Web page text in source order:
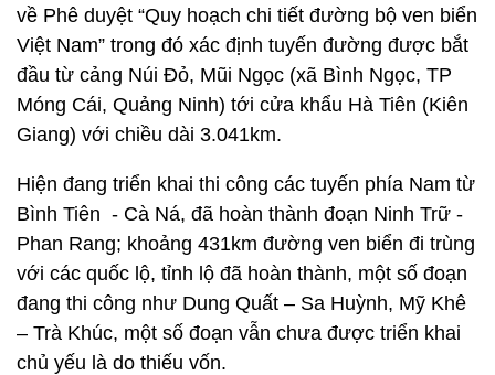
về Phê duyệt “Quy hoạch chi tiết đường bộ ven biển
Việt Nam” trong đó xác định tuyến đường được bắt
đầu từ cảng Núi Đỏ, Mũi Ngọc (xã Bình Ngọc, TP
Móng Cái, Quảng Ninh) tới cửa khẩu Hà Tiên (Kiên
Giang) với chiều dài 3.041km.
Hiện đang triển khai thi công các tuyến phía Nam từ
Bình Tiên - Cà Ná, đã hoàn thành đoạn Ninh Trữ -
Phan Rang; khoảng 431km đường ven biển đi trùng
với các quốc lộ, tỉnh lộ đã hoàn thành, một số đoạn
đang thi công như Dung Quất – Sa Huỳnh, Mỹ Khê
– Trà Khúc, một số đoạn vẫn chưa được triển khai
chủ yếu là do thiếu vốn.